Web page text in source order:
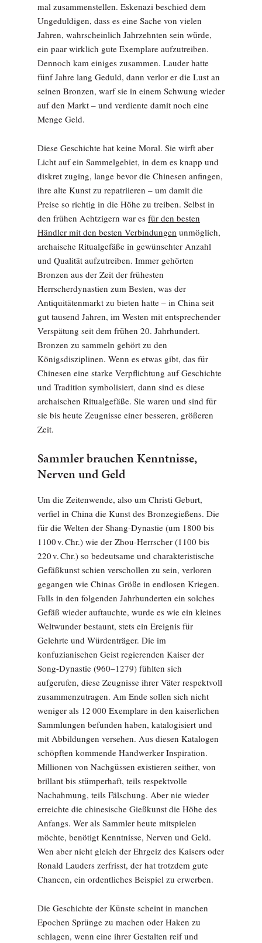
mal zusammenstellen. Eskenazi beschied dem
Ungeduldigen, dass es eine Sache von vielen
Jahren, wahrscheinlich Jahrzehnten sein würde,
ein paar wirklich gute Exemplare aufzutreiben.
Dennoch kam einiges zusammen. Lauder hatte
fünf Jahre lang Geduld, dann verlor er die Lust an
seinen Bronzen, warf sie in einem Schwung wieder
auf den Markt – und verdiente damit noch eine
Menge Geld.
Diese Geschichte hat keine Moral. Sie wirft aber
Licht auf ein Sammelgebiet, in dem es knapp und
diskret zuging, lange bevor die Chinesen anfingen,
ihre alte Kunst zu repatriieren – um damit die
Preise so richtig in die Höhe zu treiben. Selbst in
den frühen Achtzigern war es für den besten
Händler mit den besten Verbindungen unmöglich,
archaische Ritualgefäße in gewünschter Anzahl
und Qualität aufzutreiben. Immer gehörten
Bronzen aus der Zeit der frühesten
Herrscherdynastien zum Besten, was der
Antiquitätenmarkt zu bieten hatte – in China seit
gut tausend Jahren, im Westen mit entsprechender
Verspätung seit dem frühen 20. Jahrhundert.
Bronzen zu sammeln gehört zu den
Königsdisziplinen. Wenn es etwas gibt, das für
Chinesen eine starke Verpflichtung auf Geschichte
und Tradition symbolisiert, dann sind es diese
archaischen Ritualgefäße. Sie waren und sind für
sie bis heute Zeugnisse einer besseren, größeren
Zeit.
Sammler brauchen Kenntnisse,
Nerven und Geld
Um die Zeitenwende, also um Christi Geburt,
verfiel in China die Kunst des Bronzegießens. Die
für die Welten der Shang-­Dynastie (um 1800 bis
1100 v. Chr.) wie der Zhou-Herrscher (1100 bis
220 v. Chr.) so bedeutsame und charakteristische
Gefäßkunst schien verschollen zu sein, verloren
gegangen wie Chinas Größe in endlosen Kriegen.
Falls in den folgenden Jahrhunderten ein solches
Gefäß wieder auftauchte, wurde es wie ein kleines
Weltwunder bestaunt, stets ein Ereignis für
Gelehrte und Würdenträger. Die im
konfuzianischen Geist regierenden Kaiser der
Song-Dynastie (960–1279) fühlten sich
aufgerufen, diese Zeugnisse ihrer Väter respektvoll
zusammenzutragen. Am Ende sollen sich nicht
weniger als 12 000 Exemplare in den kaiserlichen
Sammlungen befunden haben, katalogisiert und
mit Abbildungen versehen. Aus diesen Katalogen
schöpften kommende Handwerker Inspiration.
Millionen von Nachgüssen existieren seither, von
brillant bis stümperhaft, teils respektvolle
Nachahmung, teils Fälschung. Aber nie wieder
erreichte die chinesische Gießkunst die Höhe des
Anfangs. Wer als Sammler heute mitspielen
möchte, benötigt Kenntnisse, Nerven und Geld.
Wen aber nicht gleich der Ehrgeiz des Kaisers oder
Ronald Lauders zerfrisst, der hat trotzdem gute
Chancen, ein ­ordentliches Beispiel zu erwerben.
Die Geschichte der Künste scheint in manchen
Epochen Sprünge zu machen oder Haken zu
schlagen, wenn eine ihrer Gestalten reif und